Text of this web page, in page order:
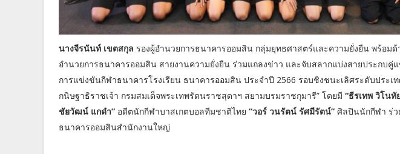
นางจีรนันท์ เขตสกุล รองผู้อำนวยการธนาคารออมสิน กลุ่มยุทธศาสตร์และความยั่งยืน พร้อมด้
อำนวยการธนาคารออมสิน สายงานความยั่งยืน ร่วมแถลงข่าว และจับสลากแบ่งสายประกบ
การแข่งขันกีฬาธนาคารโรงเรียน ธนาคารออมสิน ประจำปี 2566 รอบชิงชนะเลิศระดับประเ
กนิษฐาธิราชเจ้า กรมสมเด็จพระเทพรัตนราชสุดาฯ สยามบรมราชกุมารี” โดยมี “ธีรเทพ วิโนทั
ชัยวัฒน์ แกดำ” อดีตนักกีฬาบาสเกตบอลทีมชาติไทย “วอร์ วนรัตน์ รัศมีรัตน์” ศิลปินนักกีฬา ร่
ธนาคารออมสินสำนักงานใหญ่